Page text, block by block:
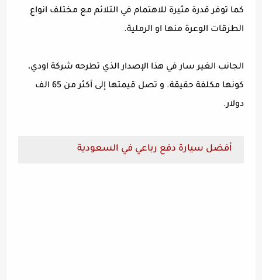
كما توفر قدرة مثيرة للاهتمام في التلائم مع مختلف انواع
الطرقات الوعرة منها او الرملية.
الجانب الغير سار في هذا الإصدار الذي تطرحه شركة اودي،
كونها مكلفة حقيقة. و تصل قيمتها إلى أكثر من 65 الف
دولار.
أفضل سيارة دفع رباعي في السعودية